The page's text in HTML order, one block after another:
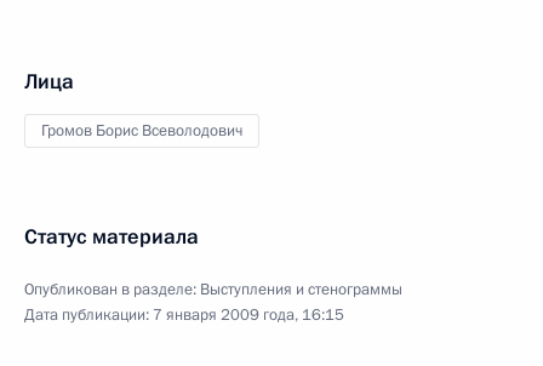
Лица
Громов Борис Всеволодович
Статус материала
Опубликован в разделе: Выступления и стенограммы
Дата публикации: 7 января 2009 года, 16:15